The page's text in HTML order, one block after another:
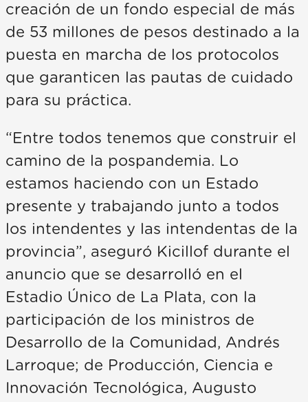
creación de un fondo especial de más
de 53 millones de pesos destinado a la
puesta en marcha de los protocolos
que garanticen las pautas de cuidado
para su práctica.
“Entre todos tenemos que construir el
camino de la pospandemia. Lo
estamos haciendo con un Estado
presente y trabajando junto a todos
los intendentes y las intendentas de la
provincia”, aseguró Kicillof durante el
anuncio que se desarrolló en el
Estadio Único de La Plata, con la
participación de los ministros de
Desarrollo de la Comunidad, Andrés
Larroque; de Producción, Ciencia e
Innovación Tecnológica, Augusto